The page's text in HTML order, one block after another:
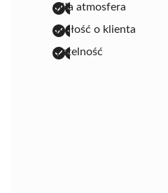
miła atmosfera
dbałość o klienta
rzetelność